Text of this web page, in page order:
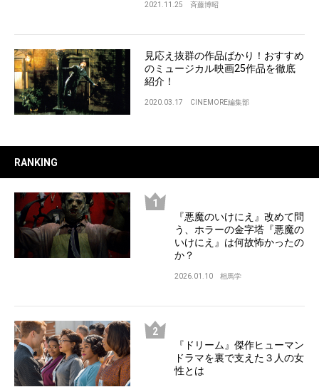
2021.11.25 斉藤博昭
見応え抜群の作品ばかり！おすすめ
のミュージカル映画25作品を徹底
紹介！
2020.03.17 CINEMORE編集部
RANKING
『悪魔のいけにえ』改めて問
う、ホラーの金字塔『悪魔の
いけにえ』は何故怖かったの
か？
2026.01.10 相馬学
『ドリーム』傑作ヒューマン
ドラマを裏で支えた３人の女
性とは